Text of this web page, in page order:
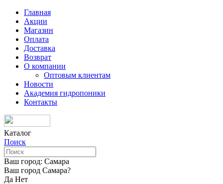
Главная
Акции
Магазин
Оплата
Доставка
Возврат
О компании
Оптовым клиентам
Новости
Академия гидропоники
Контакты
Каталог
Поиск
Ваш город: Самара
Ваш город Самара?
Да Нет